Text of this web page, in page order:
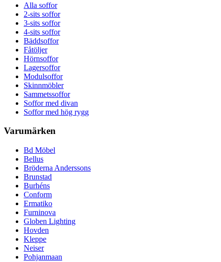
Alla soffor
2-sits soffor
3-sits soffor
4-sits soffor
Bäddsoffor
Fåtöljer
Hörnsoffor
Lagersoffor
Modulsoffor
Skinnmöbler
Sammetssoffor
Soffor med divan
Soffor med hög rygg
Varumärken
Bd Möbel
Bellus
Bröderna Anderssons
Brunstad
Burhéns
Conform
Ermatiko
Furninova
Globen Lighting
Hovden
Kleppe
Neiser
Pohjanmaan